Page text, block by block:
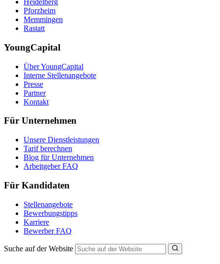
Heidelberg
Pforzheim
Memmingen
Rastatt
YoungCapital
Über YoungCapital
Interne Stellenangebote
Presse
Partner
Kontakt
Für Unternehmen
Unsere Dienstleistungen
Tarif berechnen
Blog für Unternehmen
Arbeitgeber FAQ
Für Kandidaten
Stellenangebote
Bewerbungstipps
Karriere
Bewerber FAQ
Suche auf der Website